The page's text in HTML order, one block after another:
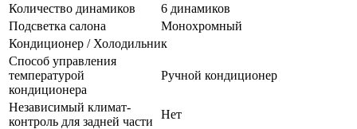
Количество динамиков
6 динамиков
Подсветка салона
Монохромный
Кондиционер / Холодильник
Способ управления
температурой
кондиционера
Ручной кондиционер
Независимый климат-
контроль для задней части
Нет